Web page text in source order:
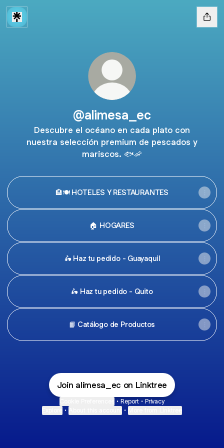
@alimesa_ec
Descubre el océano en cada plato con
nuestra selección premium de pescados y
mariscos. 🐟🦐
🏨🍽️ HOTELES Y RESTAURANTES
🏠 HOGARES
🛵 Haz tu pedido - Guayaquil
🛵 Haz tu pedido - Quito
📙 Catálogo de Productos
Join alimesa_ec on Linktree
• Report • Privacy
• •